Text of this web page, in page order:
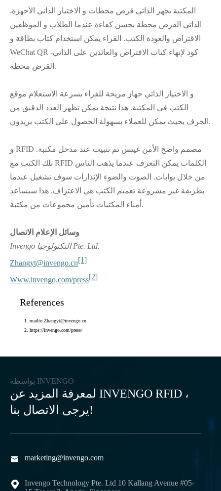
المكتبة يجهز الذاتي قرض محطات و الاختيار الذاتي الأجهزة.
الذاتي القرض محطة يحسن كفاءة عندما الطلاب و الموظفين
الاقتراض والعودة الكتب. القراء يمكن استخدام كتاب بطاقة و
WeChat QR كود لإنهاء كتاب الاقتراض والعائدين على الذاتي-
القرض محطة.
و الاختيار الذاتي جهاز مريحة للقراء بسرعة الاستعلام موقع
الكتب في المكتبة. هذا نتيجة يمكن تظهر العدد الدقيق من
الجرف بحيث يمكن للعملاء بسهولة الحصول على الكتب يريدون.
و RFID مصمم واضح الأمن غيتس تم تثبيت عند مدخل مكتبة.
تلك الكتب مع RFID الكلمات يمكن التعرف عندما يذهب الناس
من خلال بوابات. الصوت والضوء الإنذارات سوف تشغيل عندما
بطريقة غير مشروعة تعميم الكتب هي الاعتراف. هذا سيساعد
أمناء المكتبات تأمين مجموعات من مكتبة.
وسائل الإعلام الاتصال
Invengo التكنولوجيا Pte. Ltd.
Zhangyt@invengo.cn[1]
Www.invengo.com/press[2]
References
mailto:Zhangyt@invengo.cn
https://invengo.com/press/
بواسطة INVENGO
لمعرفة المزيد عن INVENGO RFID ،
يرجى الاتصال بنا!
 marketing@invengo.com

Invengo Technology Pte. Ltd 10 Kallang Avenue #05-